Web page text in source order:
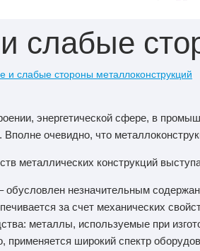
слабые
и слабые стороны металлоконструкций
энергетической сфере, в
Вполне очевидно, что
металлических конструкций
обусловлен незначительным
за счет механических
металлы, используемые при
применяется широкий спектр